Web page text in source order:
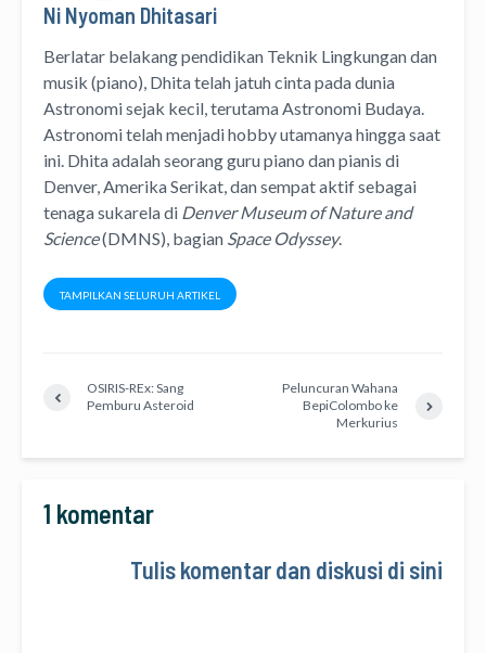
Ni Nyoman Dhitasari
Berlatar belakang pendidikan Teknik Lingkungan dan
musik (piano), Dhita telah jatuh cinta pada dunia
Astronomi sejak kecil, terutama Astronomi Budaya.
Astronomi telah menjadi hobby utamanya hingga saat
ini. Dhita adalah seorang guru piano dan pianis di
Denver, Amerika Serikat, dan sempat aktif sebagai
tenaga sukarela di Denver Museum of Nature and
Science(DMNS), bagian Space Odyssey.
TAMPILKAN SELURUH ARTIKEL
OSIRIS-REx: Sang
Pemburu Asteroid
Peluncuran Wahana
BepiColombo ke
Merkurius
1 komentar
Tulis komentar dan diskusi di sini